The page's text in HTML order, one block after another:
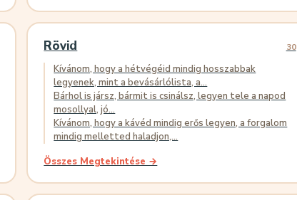
Rövid 30
Kívánom, hogy a hétvégéid mindig hosszabbak
legyenek, mint a bevásárlólista, a...
Bárhol is jársz, bármit is csinálsz, legyen tele a napod
mosollyal, jó...
Kívánom, hogy a kávéd mindig erős legyen, a forgalom
mindig melletted haladjon,...
Összes Megtekintése →